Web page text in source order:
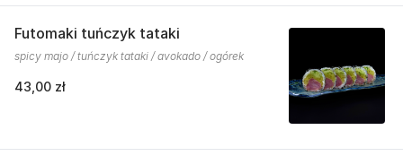
Futomaki tuńczyk tataki
spicy majo / tuńczyk tataki / avokado / ogórek
43,00 zł